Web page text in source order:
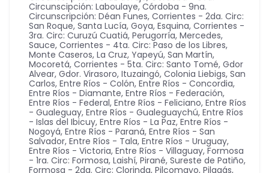
Circunscipción: Laboulaye, Córdoba - 9na.
Circunscripción: Déan Funes, Corrientes - 2da. Circ:
San Roque, Santa Lucía, Goya, Esquina, Corrientes -
3ra. Circ: Curuzú Cuatiá, Perugorría, Mercedes,
Sauce, Corrientes - 4ta. Circ: Paso de los Libres,
Monte Caseros, La Cruz, Yapeyú, San Martín,
Mocoretá, Corrientes - 5ta. Circ: Santo Tomé, Gdor
Alvear, Gdor. Virasoro, Ituzaingó, Colonia Liebigs, San
Carlos, Entre Ríos - Colón, Entre Ríos - Concordia,
Entre Ríos - Diamante, Entre Ríos - Federación,
Entre Ríos - Federal, Entre Ríos - Feliciano, Entre Ríos
- Gualeguay, Entre Ríos - Gualeguaychú, Entre Ríos
- Islas del Ibicuy, Entre Ríos - La Paz, Entre Ríos -
Nogoyá, Entre Ríos - Paraná, Entre Ríos - San
Salvador, Entre Ríos - Tala, Entre Ríos - Uruguay,
Entre Ríos - Victoria, Entre Ríos - Villaguay, Formosa
- 1ra. Circ: Formosa, Laishí, Pirané, Sureste de Patiño,
Formosa - 2da. Circ: Clorinda, Pilcomayo, Pilagás,